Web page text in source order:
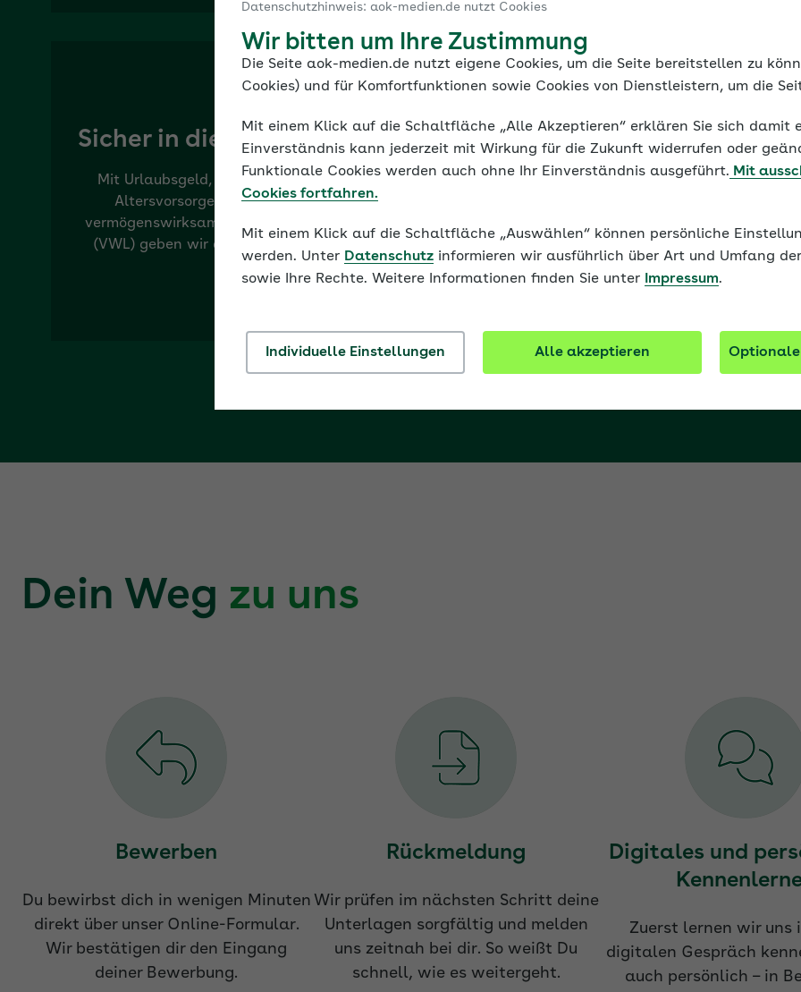
Sicher in die Zukunft
Mit Urlaubsgeld, betrieblicher
Altersvorsorge (bAV) und
vermögenswirksamen Leistungen
(VWL) geben wir dir Sicherheit.
Dein Weg zu uns
Bewerben
Du bewirbst dich in wenigen Minuten
direkt über unser Online-Formular.
Wir bestätigen dir den Eingang
deiner Bewerbung.
Rückmeldung
Wir prüfen im nächsten Schritt deine
Unterlagen sorgfältig und melden
uns zeitnah bei dir. So weißt Du
schnell, wie es weitergeht.
Digitales und
Zuerst lernen wir uns
digitalen Gespräch
auch persönlich – in
Datenschutzhinweis: aok-medien.de nutzt Cookies
Wir bitten um Ihre Zustimmung
Die Seite aok-medien.de nutzt eigene Cookies, um die Seite bereitstellen zu
Cookies) und für Komfortfunktionen sowie Cookies von Dienstleistern, um die
Mit einem Klick auf die Schaltfläche „Alle Akzeptieren“ erklären Sie sich damit
Einverständnis kann jederzeit mit Wirkung für die Zukunft widerrufen oder
Funktionale Cookies werden auch ohne Ihr Einverständnis ausgeführt. Mit
Cookies fortfahren.
Mit einem Klick auf die Schaltfläche „Auswählen“ können persönliche
werden. Unter Datenschutz informieren wir ausführlich über Art und Umfang
sowie Ihre Rechte. Weitere Informationen finden Sie unter
Impressum.
Individuelle Einstellungen Alle akzeptieren Optionale